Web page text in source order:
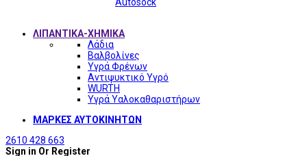
ΛΙΠΑΝΤΙΚΑ-ΧΗΜΙΚΑ
Λάδια
Βαλβολίνες
Υγρά Φρένων
Αντιψυκτικό Υγρό
WURTH
Υγρά Υαλοκαθαριστήρων
ΜΑΡΚΕΣ ΑΥΤΟΚΙΝΗΤΩΝ
2610 428 663
Sign in Or Register